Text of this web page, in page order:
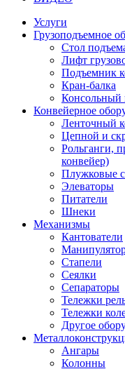
Услуги
Грузоподъемное
Стол
Лифт
Подъемник
Кран-балка
Консольный
Конвейерное
Ленточный
Цепной и
Рольганги,
конвейер)
Плужковые
Элеваторы
Питатели
Шнеки
Механизмы
Кантователи
Стапели
Сеялки
Сепараторы
Тележки
Тележки
Другое
Ангары
Колонны